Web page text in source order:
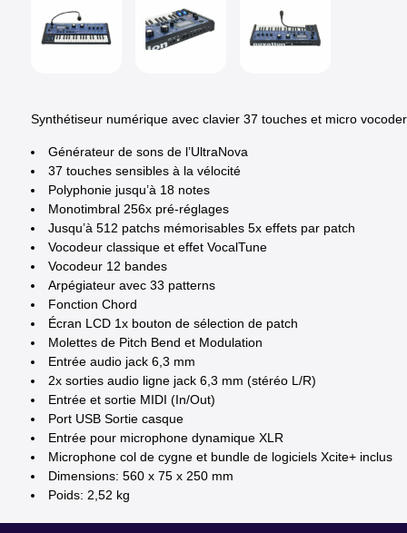
Synthétiseur numérique avec clavier 37 touches et micro vocoder
Générateur de sons de l’UltraNova
37 touches sensibles à la vélocité
Polyphonie jusqu’à 18 notes
Monotimbral 256x pré-réglages
Jusqu’à 512 patchs mémorisables 5x effets par patch
Vocodeur classique et effet VocalTune
Vocodeur 12 bandes
Arpégiateur avec 33 patterns
Fonction Chord
Écran LCD 1x bouton de sélection de patch
Molettes de Pitch Bend et Modulation
Entrée audio jack 6,3 mm
2x sorties audio ligne jack 6,3 mm (stéréo L/R)
Entrée et sortie MIDI (In/Out)
Port USB Sortie casque
Entrée pour microphone dynamique XLR
Microphone col de cygne et bundle de logiciels Xcite+ inclus
Dimensions: 560 x 75 x 250 mm
Poids: 2,52 kg